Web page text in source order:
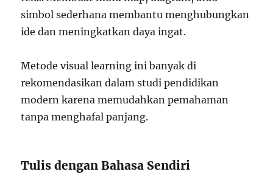
simbol sederhana membantu menghubungkan
ide dan meningkatkan daya ingat.
Metode visual learning ini banyak di
rekomendasikan dalam studi pendidikan
modern karena memudahkan pemahaman
tanpa menghafal panjang.
Tulis dengan Bahasa Sendiri